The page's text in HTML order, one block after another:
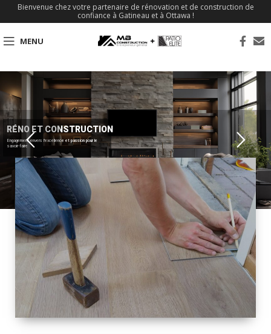
Bienvenue chez votre partenaire de rénovation et de construction de
confiance à Gatineau et à Ottawa !
MENU
Engagement envers l'excellence et passion pour le
savoir-faire
RÉNO ET CONSTRUCTION